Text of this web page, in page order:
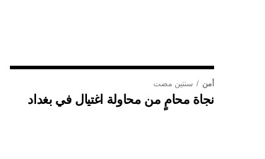
أمن سنتين مضت
نجاة محامٍ من محاولة اغتيال في بغداد